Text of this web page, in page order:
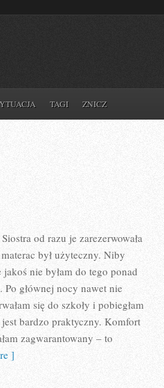
TAGI ZNICZ
od razu je zarezerwowała
był użyteczny. Niby
nie byłam do tego ponad
Po głównej nocy nawet nie
się do szkoły i pobiegłam
bardzo praktyczny. Komfort
zagwarantowany – to
]